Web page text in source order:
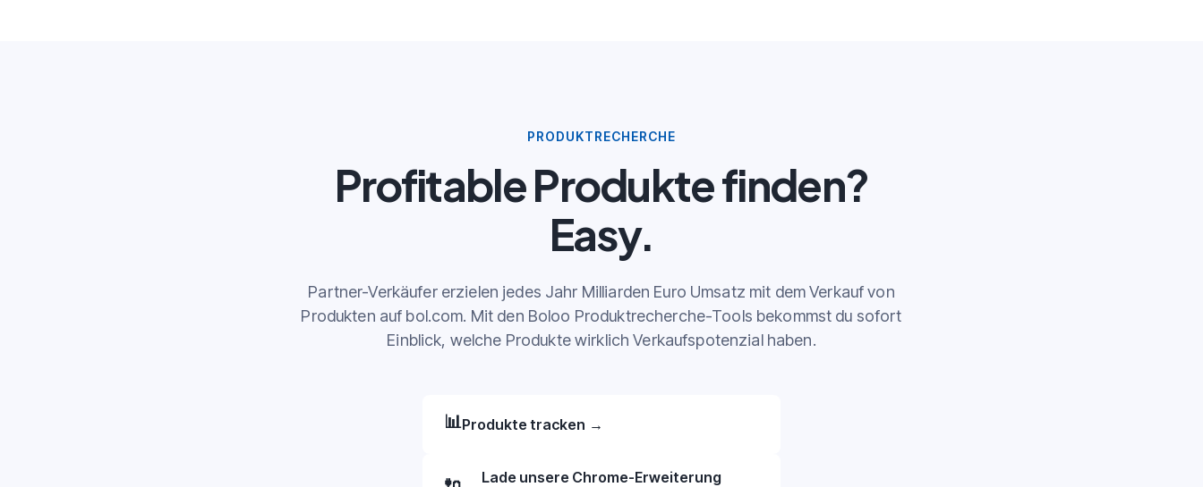
PRODUKTRECHERCHE
Profitable Produkte finden?
Easy.
Partner-Verkäufer erzielen jedes Jahr Milliarden Euro Umsatz mit dem Verkauf von
Produkten auf bol.com. Mit den Boloo Produktrecherche-Tools bekommst du sofort
Einblick, welche Produkte wirklich Verkaufspotenzial haben.
📊Produkte tracken →
Lade unsere Chrome-Erweiterung